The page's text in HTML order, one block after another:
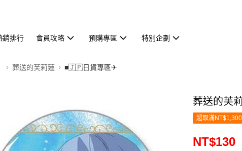
銷排行 會員攻略 預購專區 特別企劃
葬送的芙莉蓮 ■🇯🇵日貨專區✈
葬送的芙
超取滿
NT$130